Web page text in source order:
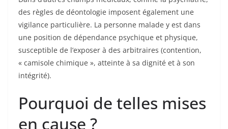
des règles de déontologie imposent également une
vigilance particulière. La personne malade y est dans
une position de dépendance psychique et physique,
susceptible de l’exposer à des arbitraires (contention,
« camisole chimique », atteinte à sa dignité et à son
intégrité).
Pourquoi de telles mises
en cause ?